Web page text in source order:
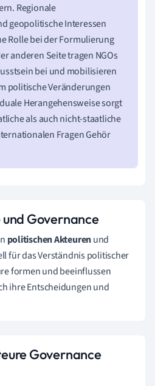
Regionale
geopolitische Interessen
Rolle bei der Formulierung
anderen Seite tragen NGOs
bei und mobilisieren
politische Veränderungen
Herangehensweise sorgt
als auch nicht-staatliche
Fragen Gehör
und Governance
politischen Akteurenund
für das Verständnis politischer
formen und beeinflussen
ihre Entscheidungen und
Governance